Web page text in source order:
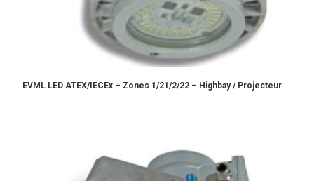
EVML LED ATEX/IECEx – Zones 1/21/2/22 – Highbay / Projecteur